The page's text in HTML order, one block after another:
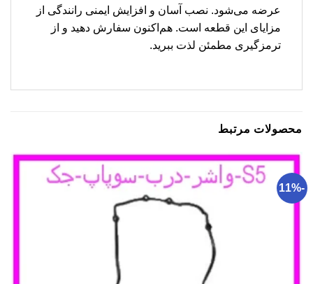
عرضه می‌شود. نصب آسان و افزایش ایمنی رانندگی از
مزایای این قطعه است. هم‌اکنون سفارش دهید و از
ترمزگیری مطمئن لذت ببرید.
محصولات مرتبط
-11%